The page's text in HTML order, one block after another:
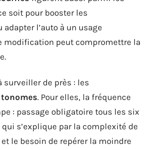
soit pour booster les
l’auto à un usage
modification peut compromettre la
surveiller de près : les
. Pour elles, la fréquence
: passage obligatoire tous les six
s’explique par la complexité de
le besoin de repérer la moindre